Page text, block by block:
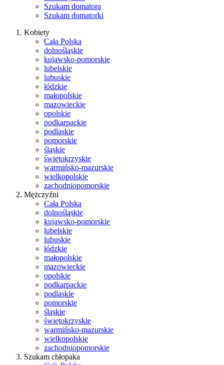
Szukam domatora
Szukam domatorki
Kobiety
Cała Polska
dolnośląskie
kujawsko-pomorskie
lubelskie
lubuskie
łódzkie
małopolskie
mazowieckie
opolskie
podkarpackie
podlaskie
pomorskie
śląskie
świętokrzyskie
warmińsko-mazurskie
wielkopolskie
zachodniopomorskie
Mężczyźni
Cała Polska
dolnośląskie
kujawsko-pomorskie
lubelskie
lubuskie
łódzkie
małopolskie
mazowieckie
opolskie
podkarpackie
podlaskie
pomorskie
śląskie
świętokrzyskie
warmińsko-mazurskie
wielkopolskie
zachodniopomorskie
Szukam chłopaka